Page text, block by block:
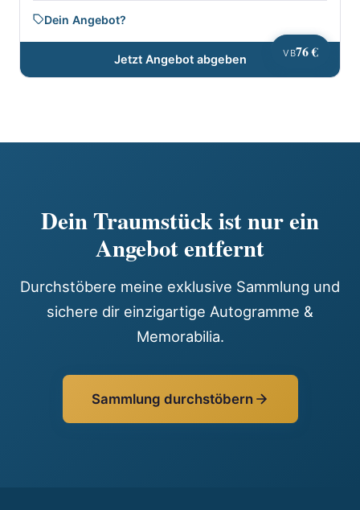
VB76 €
Dein Angebot?
Jetzt Angebot abgeben
Dein Traumstück ist nur ein
Angebot entfernt
Durchstöbere meine exklusive Sammlung und
sichere dir einzigartige Autogramme &
Memorabilia.
Sammlung durchstöbern